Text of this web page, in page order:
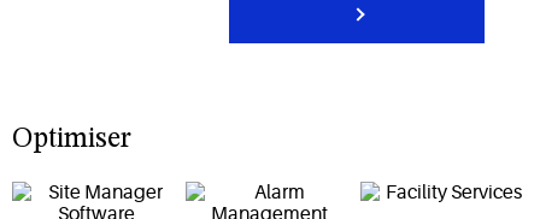
Optimiser